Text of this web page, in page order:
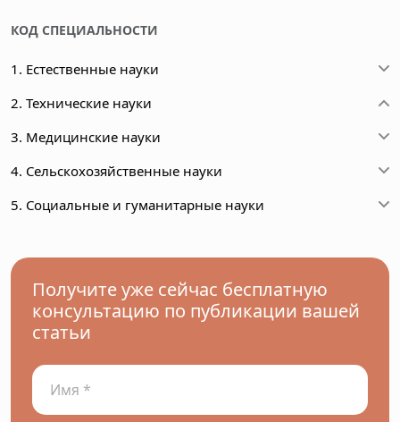
КОД СПЕЦИАЛЬНОСТИ
1. Естественные науки
2. Технические науки
3. Медицинские науки
4. Сельскохозяйственные науки
5. Социальные и гуманитарные науки
Получите уже сейчас бесплатную
консультацию по публикации вашей
статьи